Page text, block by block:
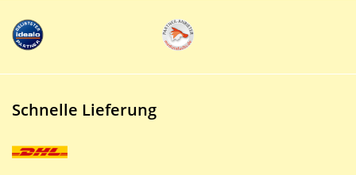
Schnelle Lieferung